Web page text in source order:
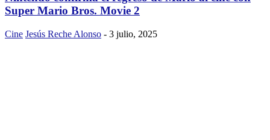
Super Mario Bros. Movie 2
Cine Jesús Reche Alonso - 3 julio, 2025